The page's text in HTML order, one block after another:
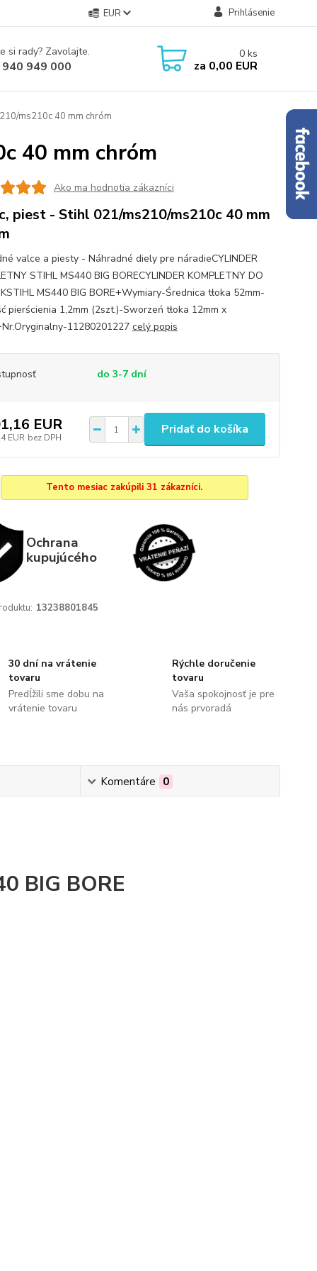
EUR Prihlásenie
si rady? Zavolajte.
949 000
0 ks
za 0,00 EUR
ms210c 40 mm chróm
40 mm chróm
Ako ma hodnotia zákazníci
piest - Stihl 021/ms210/ms210c 40 mm
valce a piesty - Náhradné diely pre náradieCYLINDER
STIHL MS440 BIG BORECYLINDER KOMPLETNY DO
MS440 BIG BORE+Wymiary-Średnica tłoka 52mm-
pierścienia 1,2mm (2szt.)-Sworzeń tłoka 12mm x
11280201227 celý popis
do 3-7 dní
EUR
EUR bez DPH
Pridať do košíka
Tento mesiac zakúpili 31 zákazníci.
Ochrana
kupujúcého
13238801845
30 dní na vrátenie
tovaru
Predĺžili sme dobu na
vrátenie tovaru
Rýchle doručenie
tovaru
Vaša spokojnosť je pre
nás prvoradá
Komentáre 0
BIG BORE